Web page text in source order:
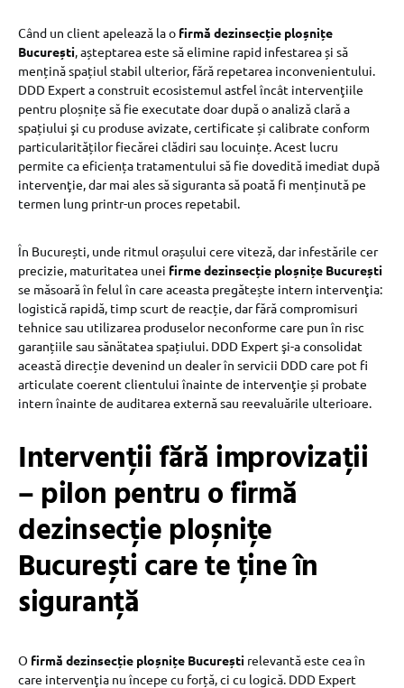
Când un client apelează la o firmă dezinsecție ploșnițe
București, așteptarea este să elimine rapid infestarea și să
mențină spațiul stabil ulterior, fără repetarea inconvenientului.
DDD Expert a construit ecosistemul astfel încât intervenţiile
pentru ploșnițe să fie executate doar după o analiză clară a
spațiului şi cu produse avizate, certificate și calibrate conform
particularităților fiecărei clădiri sau locuințe. Acest lucru
permite ca eficiența tratamentului să fie dovedită imediat după
intervenţie, dar mai ales să siguranta să poată fi menținută pe
termen lung printr-un proces repetabil.
În București, unde ritmul orașului cere viteză, dar infestările cer
precizie, maturitatea unei firme dezinsecție ploșnițe București
se măsoară în felul în care aceasta pregătește intern intervenţia:
logistică rapidă, timp scurt de reacție, dar fără compromisuri
tehnice sau utilizarea produselor neconforme care pun în risc
garanțiile sau sănätatea spațiului. DDD Expert şi-a consolidat
această direcție devenind un dealer în servicii DDD care pot fi
articulate coerent clientului înainte de intervenţie și probate
intern înainte de auditarea externă sau reevaluările ulterioare.
Intervenții fără improvizații
– pilon pentru o firmă
dezinsecție ploșnițe
București care te ține în
siguranță
O firmă dezinsecție ploșnițe București relevantă este cea în
care intervenţia nu începe cu forță, ci cu logică. DDD Expert